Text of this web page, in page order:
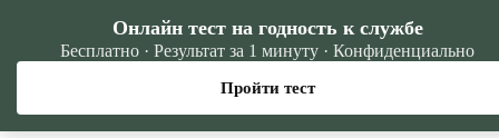
Онлайн тест на годность к службе
Бесплатно · Результат за 1 минуту · Конфиденциально
Пройти тест